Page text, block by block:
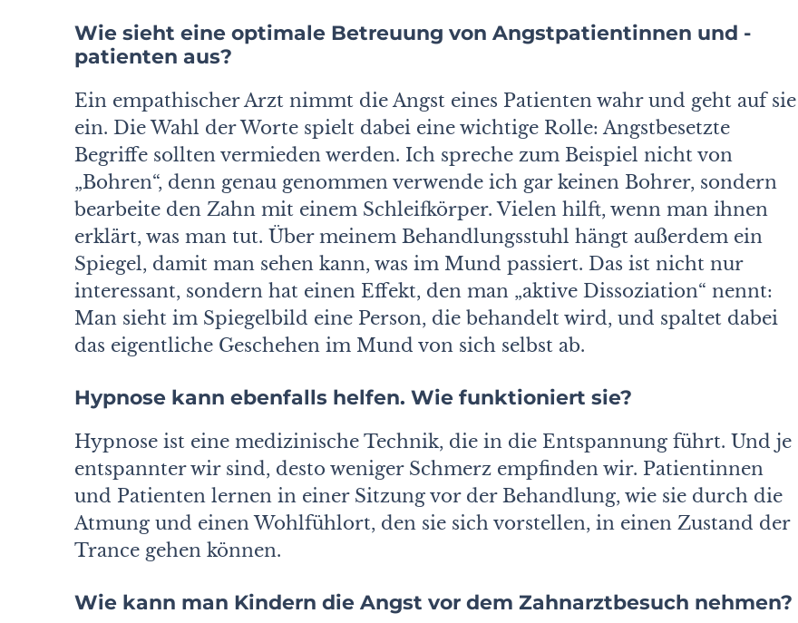
Wie sieht eine optimale Betreuung von Angstpatientinnen und -
patienten aus?
Ein empathischer Arzt nimmt die Angst eines Patienten wahr und geht auf sie
ein. Die Wahl der Worte spielt dabei eine wichtige Rolle: Angstbesetzte
Begriffe sollten vermieden werden. Ich spreche zum Beispiel nicht von
„Bohren“, denn genau genommen verwende ich gar keinen Bohrer, sondern
bearbeite den Zahn mit einem Schleifkörper. Vielen hilft, wenn man ihnen
erklärt, was man tut. Über meinem Behandlungsstuhl hängt außerdem ein
Spiegel, damit man sehen kann, was im Mund passiert. Das ist nicht nur
interessant, sondern hat einen Effekt, den man „aktive Dissoziation“ nennt:
Man sieht im Spiegelbild eine Person, die behandelt wird, und spaltet dabei
das eigentliche Geschehen im Mund von sich selbst ab.
Hypnose kann ebenfalls helfen. Wie funktioniert sie?
Hypnose ist eine medizinische Technik, die in die Entspannung führt. Und je
entspannter wir sind, desto weniger Schmerz empfinden wir. Patientinnen
und Patienten lernen in einer Sitzung vor der Behandlung, wie sie durch die
Atmung und einen Wohlfühlort, den sie sich vorstellen, in einen Zustand der
Trance gehen können.
Wie kann man Kindern die Angst vor dem Zahnarztbesuch nehmen?